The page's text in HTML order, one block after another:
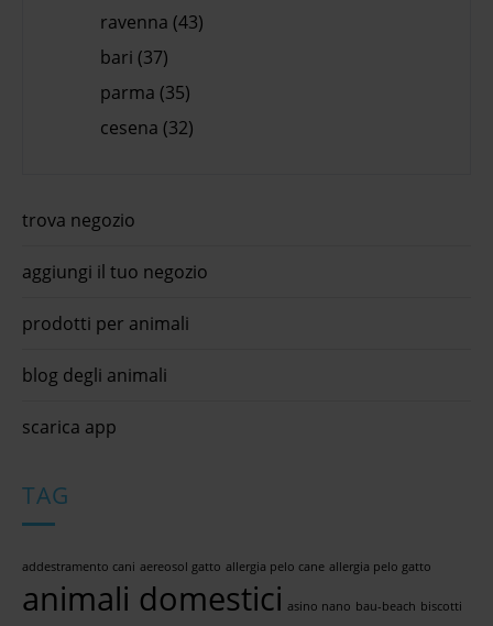
ravenna (43)
bari (37)
parma (35)
cesena (32)
trova negozio
aggiungi il tuo negozio
prodotti per animali
blog degli animali
scarica app
TAG
addestramento cani aereosol gatto allergia pelo cane allergia pelo gatto
animali domestici asino nano bau-beach biscotti